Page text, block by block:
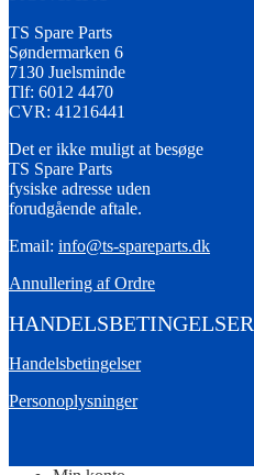
TS Spare Parts
Søndermarken 6
7130 Juelsminde
Tlf: 6012 4470
CVR: 41216441
Det er ikke muligt at besøge
TS Spare Parts
fysiske adresse uden
forudgående aftale.
Email: info@ts-spareparts.dk
Annullering af Ordre
HANDELSBETINGELSER
Handelsbetingelser
Personoplysninger